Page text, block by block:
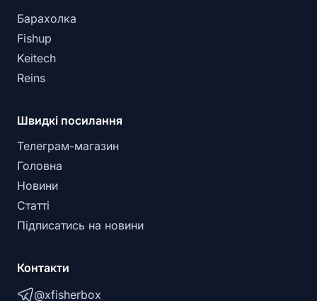
Барахолка
Fishup
Keitech
Reins
Швидкі посилання
Телеграм-магазин
Головна
Новини
Статті
Підписатись на новини
Контакти
@xfisherbox